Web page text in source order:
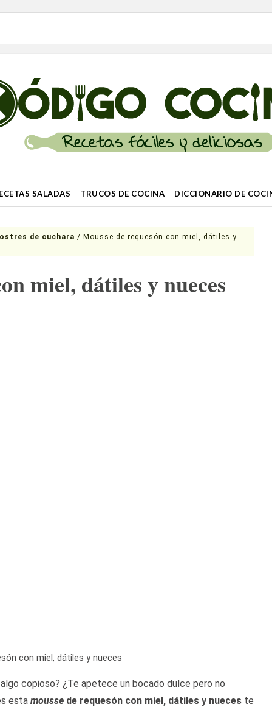
SALADAS TRUCOS DE COCINA DICCIONARIO DE
de cuchara / Mousse de requesón con miel, dátiles y
miel, dátiles y nueces
con miel, dátiles y nueces
copioso? ¿Te apetece un bocado dulce pero no
esta mousse de requesón con miel, dátiles y nueces te